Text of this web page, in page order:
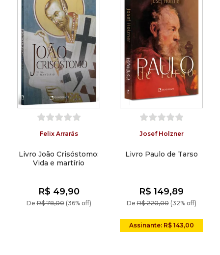
Felix Arrarás
Livro João Crisóstomo:
Vida e martírio
DeR$ 78,00(36% off)
R$ 49,90
Josef Holzner
Livro Paulo de Tarso
DeR$ 220,00(32% off)
R$ 149,89
Assinante: R$ 143,00